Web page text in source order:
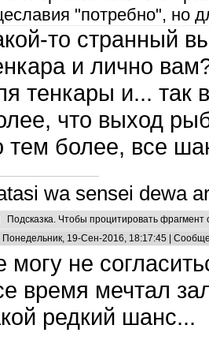
"потребно", но
то странный
и лично
тенкары и... так
что выход
тем более, все
wa sensei dewa
Подсказка. Чтобы процитировать
Понедельник, 19-Сен-2016, 18:17:45 |
могу не
время мечтал
редкий шанс...